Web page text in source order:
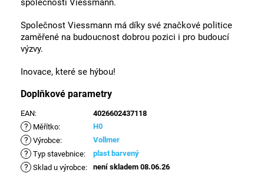
společnosti Viessmann.
Společnost Viessmann má díky své značkové politice
zaměřené na budoucnost dobrou pozici i pro budoucí
výzvy.
Inovace, které se hýbou!
Doplňkové parametry
EAN: 4026602437118
? Měřítko: H0
? Výrobce: Vollmer
? Typ stavebnice: plast barvený
? Sklad u výrobce:
není skladem 08.06.26